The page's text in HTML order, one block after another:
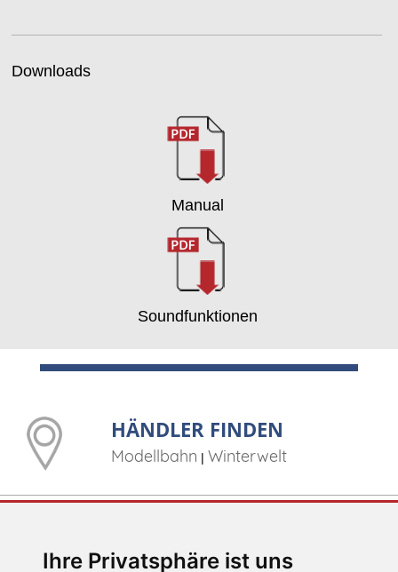
Ihre Privatsphäre ist uns
Downloads
Manual
Soundfunktionen
HÄNDLER FINDEN
Modellbahn | Winterwelt
E-MAIL